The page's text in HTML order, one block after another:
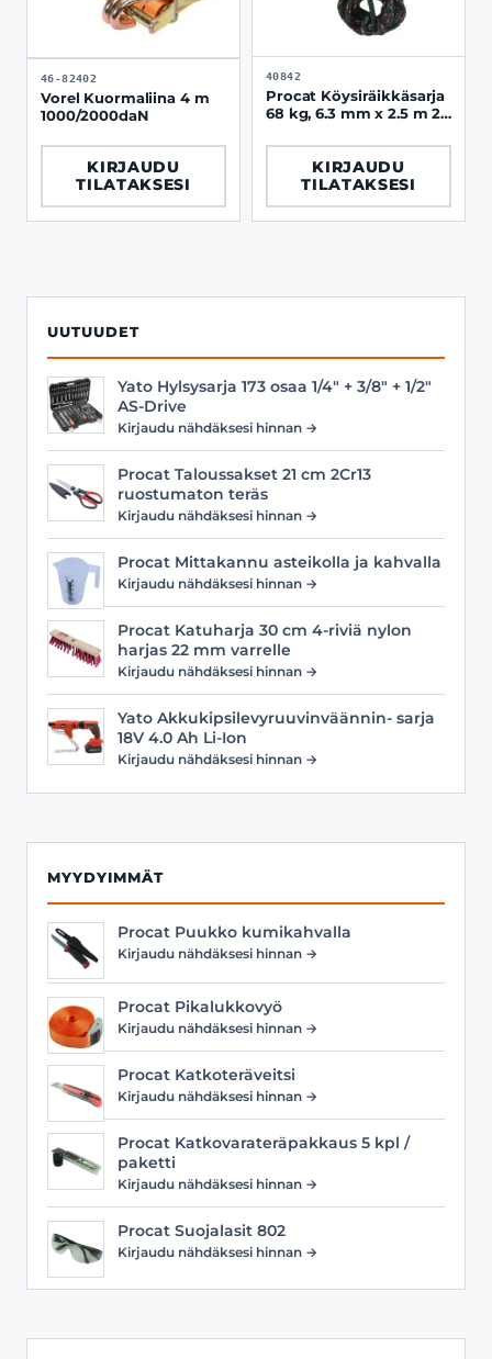
UUTUUDET
Yato Hylsysarja 173 osaa 1/4" + 3/8" + 1/2"
AS-Drive
Kirjaudu nähdäksesi hinnan →
Procat Taloussakset 21 cm 2Cr13
ruostumaton teräs
Kirjaudu nähdäksesi hinnan →
Procat Mittakannu asteikolla ja kahvalla
Kirjaudu nähdäksesi hinnan →
Procat Katuharja 30 cm 4-riviä nylon
harjas 22 mm varrelle
Kirjaudu nähdäksesi hinnan →
Yato Akkukipsilevyruuvinväännin- sarja
18V 4.0 Ah Li-Ion
Kirjaudu nähdäksesi hinnan →
MYYDYIMMÄT
Procat Puukko kumikahvalla
Kirjaudu nähdäksesi hinnan →
Procat Pikalukkovyö
Kirjaudu nähdäksesi hinnan →
Procat Katkoteräveitsi
Kirjaudu nähdäksesi hinnan →
Procat Katkovarateräpakkaus 5 kpl /
paketti
Kirjaudu nähdäksesi hinnan →
Procat Suojalasit 802
Kirjaudu nähdäksesi hinnan →
46-82402
Vorel Kuormaliina 4 m
1000/2000daN
KIRJAUDU
TILATAKSESI
40842
Procat Köysiräikkäsarja
68 kg, 6.3 mm x 2.5 m 2
KIRJAUDU
TILATAKSESI